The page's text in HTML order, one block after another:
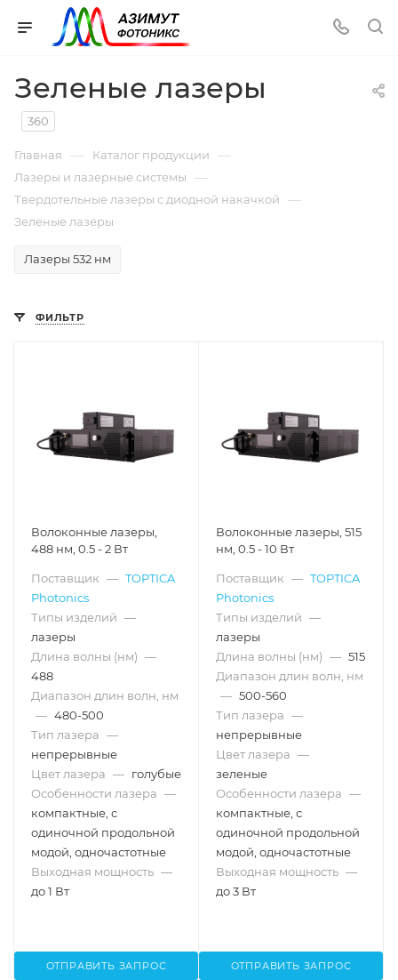
Зеленые лазеры
360
Главная — Каталог продукции —
Лазеры и лазерные системы —
Твердотельные лазеры с диодной накачкой —
Зеленые лазеры
Лазеры 532 нм
ФИЛЬТР
Волоконные лазеры,
488 нм, 0.5 - 2 Вт
Поставщик — TOPTICA
Photonics
Типы изделий —
лазеры
Длина волны (нм) —
488
Диапазон длин волн, нм
— 480-500
Тип лазера —
непрерывные
Цвет лазера — голубые
Особенности лазера —
компактные, с
одиночной продольной
модой, одночастотные
Выходная мощность —
до 1 Вт
ОТПРАВИТЬ ЗАПРОС
Волоконные лазеры, 515
нм, 0.5 - 10 Вт
Поставщик — TOPTICA
Photonics
Типы изделий —
лазеры
Длина волны (нм) — 515
Диапазон длин волн, нм
— 500-560
Тип лазера —
непрерывные
Цвет лазера —
зеленые
Особенности лазера —
компактные, с
одиночной продольной
модой, одночастотные
Выходная мощность —
до 3 Вт
ОТПРАВИТЬ ЗАПРОС